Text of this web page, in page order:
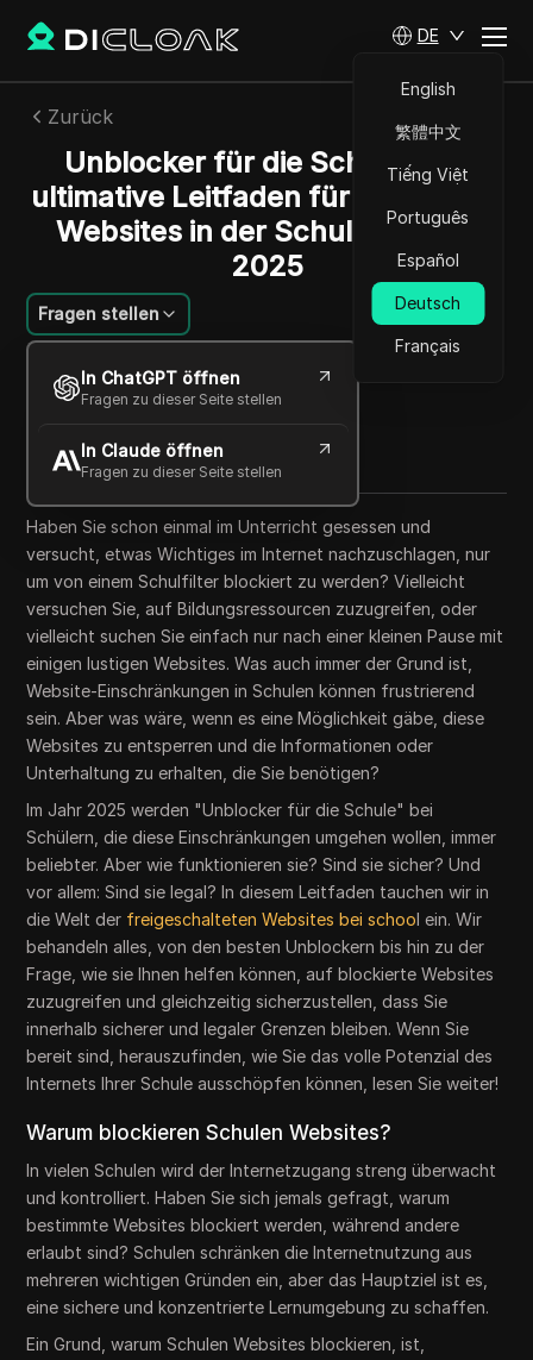
DE
English
繁體中文
Tiếng Việt
Português
Español
Deutsch
Français
Zurück
Unblocker für die Schule: Der
ultimative Leitfaden für entsperrte
Websites in der Schule im Jahr
2025
Fragen stellen
In ChatGPT öffnen
Fragen zu dieser Seite stellen
In Claude öffnen
Fragen zu dieser Seite stellen
Lin Zifeng
30 Apr. 2025 8 min lesen
Copy Link
Haben Sie schon einmal im Unterricht gesessen und
versucht, etwas Wichtiges im Internet nachzuschlagen, nur
um von einem Schulfilter blockiert zu werden? Vielleicht
versuchen Sie, auf Bildungsressourcen zuzugreifen, oder
vielleicht suchen Sie einfach nur nach einer kleinen Pause mit
einigen lustigen Websites. Was auch immer der Grund ist,
Website-Einschränkungen in Schulen können frustrierend
sein. Aber was wäre, wenn es eine Möglichkeit gäbe, diese
Websites zu entsperren und die Informationen oder
Unterhaltung zu erhalten, die Sie benötigen?
Im Jahr 2025 werden "Unblocker für die Schule" bei
Schülern, die diese Einschränkungen umgehen wollen, immer
beliebter. Aber wie funktionieren sie? Sind sie sicher? Und
vor allem: Sind sie legal? In diesem Leitfaden tauchen wir in
die Welt der freigeschalteten Websites bei school ein. Wir
behandeln alles, von den besten Unblockern bis hin zu der
Frage, wie sie Ihnen helfen können, auf blockierte Websites
zuzugreifen und gleichzeitig sicherzustellen, dass Sie
innerhalb sicherer und legaler Grenzen bleiben. Wenn Sie
bereit sind, herauszufinden, wie Sie das volle Potenzial des
Internets Ihrer Schule ausschöpfen können, lesen Sie weiter!
Warum blockieren Schulen Websites?
In vielen Schulen wird der Internetzugang streng überwacht
und kontrolliert. Haben Sie sich jemals gefragt, warum
bestimmte Websites blockiert werden, während andere
erlaubt sind? Schulen schränken die Internetnutzung aus
mehreren wichtigen Gründen ein, aber das Hauptziel ist es,
eine sichere und konzentrierte Lernumgebung zu schaffen.
Ein Grund, warum Schulen Websites blockieren, ist,